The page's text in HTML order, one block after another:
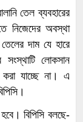
তেল ব্যবহারের
নিজেদের অবস্থা
দাম যে হারে
লোকসান
যাচ্ছে না। এ
বিপিসি বলছে-